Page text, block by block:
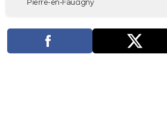
VOYAGE
PHOTO
GUIDES D'ACHAT
Pierre-en-Faucigny